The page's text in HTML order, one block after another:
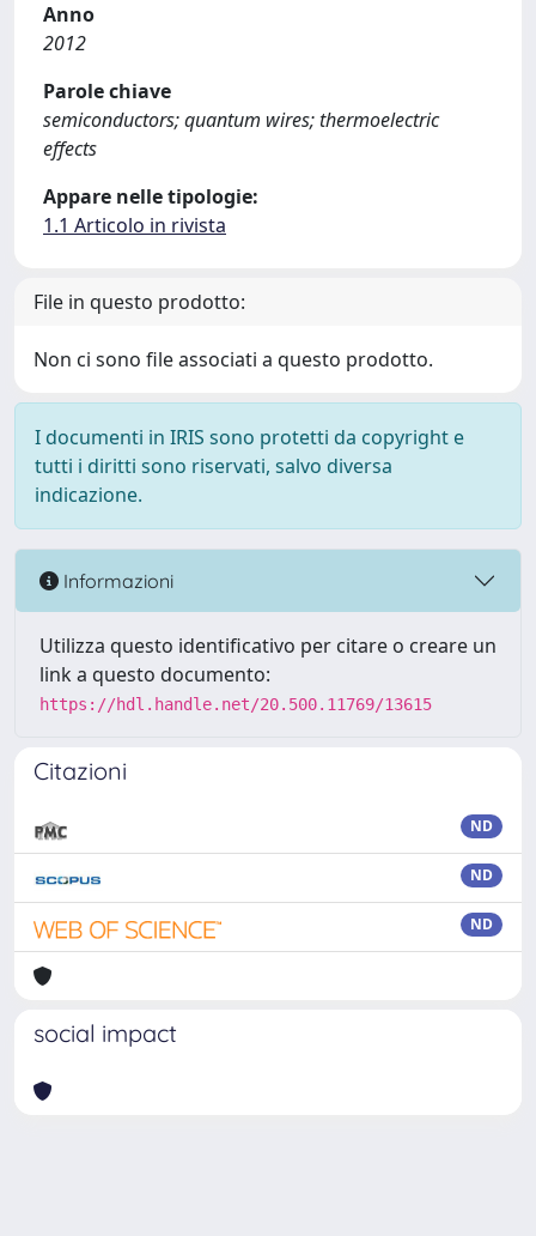
Anno
2012
Parole chiave
semiconductors; quantum wires; thermoelectric
effects
Appare nelle tipologie:
1.1 Articolo in rivista
File in questo prodotto:
Non ci sono file associati a questo prodotto.
I documenti in IRIS sono protetti da copyright e
tutti i diritti sono riservati, salvo diversa
indicazione.
Informazioni
Utilizza questo identificativo per citare o creare un
link a questo documento:
https://hdl.handle.net/20.500.11769/13615
Citazioni
ND
ND
ND
social impact